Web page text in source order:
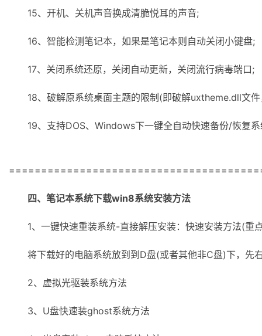
15、开机、关机声音换成清脆悦耳的声音;
16、智能检测笔记本，如果是笔记本则自动关闭小键盘;
17、关闭系统还原，关闭自动更新，关闭流行病毒端口;
18、破解原系统桌面主题的限制(即破解uxtheme.dll文件
19、支持DOS、Windows下一键全自动快速备份/恢复系
四、 笔记本系统下载win8系统安装方法
1、一键快速重装系统-直接解压安装：快速安装方法(重
将下载好的电脑系统放到到D盘(或者其他非C盘)下，先
2、虚拟光驱装系统方法
3、U盘快速装ghost系统方法